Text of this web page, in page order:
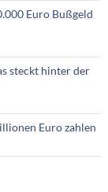
Euro Bußgeld
steckt hinter der
Euro zahlen